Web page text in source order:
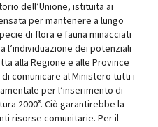
dell’Unione, istituita ai
per mantenere a lungo
di flora e fauna minacciati
l’individuazione dei potenziali
alla Regione e alle Province
comunicare al Ministero tutti i
per l’inserimento di
2000”. Ciò garantirebbe la
risorse comunitarie. Per il